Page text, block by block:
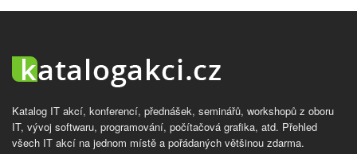
Katalog IT akcí, konferencí, přednášek, seminářů, workshopů z oboru
IT, vývoj softwaru, programování, počítačová grafika, atd. Přehled
všech IT akcí na jednom místě a pořádaných většinou zdarma.